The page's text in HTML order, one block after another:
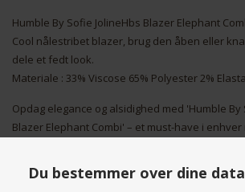
Du bestemmer over dine data
Humble By Sofie JolineHbs Blazer Elephant
Cool nålestribet blazer, brug den åben eller
dele et fedt look.
Materiale : 33% Viscose 65% Polyester 2%
Opdag elegance og alsidighed med 'Humble By
Blazer Elephant Combi' – et must-have i
skiller sig ud med sin unikke grå farve, der
raffinement og unik stil til dit outfit. Denne